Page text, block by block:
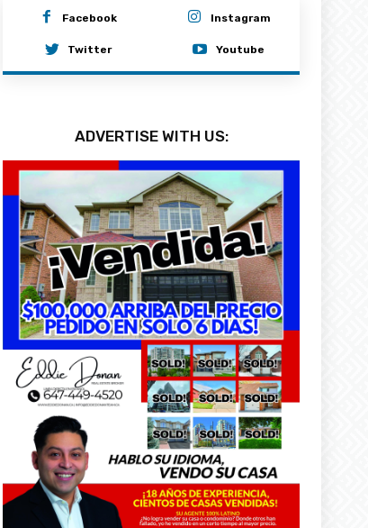
Facebook Instagram
Twitter Youtube
ADVERTISE WITH US: